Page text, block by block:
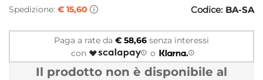
Spedizione: € 15,60 Codice: BA-SA
Paga a rate da € 58,66 senza interessi
con
o
Il prodotto non è disponibile al